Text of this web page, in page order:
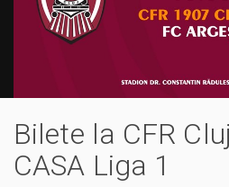
Bilete la CFR
CASA Liga 1